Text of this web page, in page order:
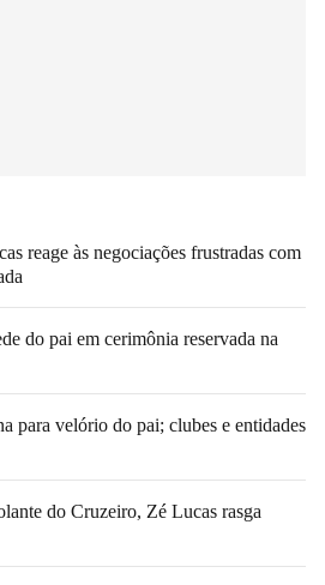
reage às negociações frustradas com
do pai em cerimônia reservada na
para velório do pai; clubes e entidades
do Cruzeiro, Zé Lucas rasga